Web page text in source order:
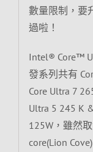
數量限制，要
過啦！
Intel® Core™
發系列共有
Core Ultra 7
Ultra 5 245 K
125W，雖然
core(Lion